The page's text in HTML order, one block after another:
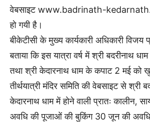
वेबसाइट www.badrinath-
हो गयी है।
बीकेटीसी के मुख्य कार्यकारी अधिकारी विजय
बताया कि इस यात्रा वर्ष में श्री बदरीनाथ
तथा श्री केदारनाथ धाम के कपाट 2 मई को
तीर्थयात्री मंदिर समिति की वेबसाइट से श्री
केदारनाथ धाम में होने वाली प्रातः कालीन,
अवधि की पूजाओं की बुकिंग 30 जून की